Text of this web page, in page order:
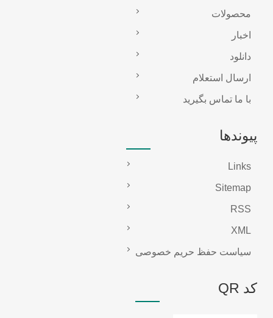
محصولات
اخبار
دانلود
ارسال استعلام
با ما تماس بگیرید
پیوندها
Links
Sitemap
RSS
XML
سیاست حفظ حریم خصوصی
کد QR